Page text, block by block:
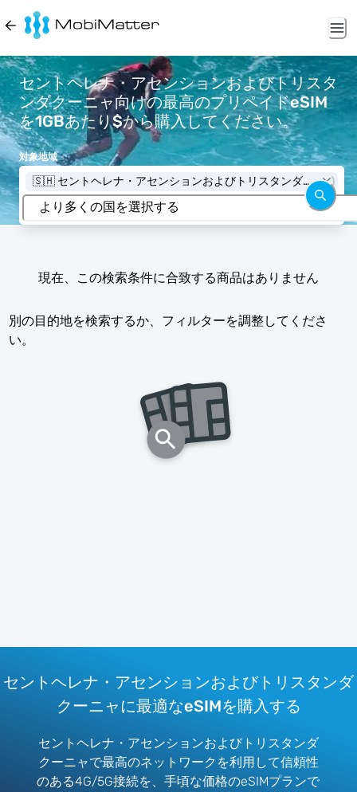
セントヘレナ・アセンションおよびトリスタ
ンダクーニャ向けの最高のプリペイドeSIM
を1GBあたり$から購入してください。
対象地域
🇸🇭 セントヘレナ・アセンションおよびトリスタンダク
ーニャ
現在、この検索条件に合致する商品はありません
別の目的地を検索するか、フィルターを調整してくださ
い。
セントヘレナ・アセンションおよびトリスタンダ
クーニャに最適なeSIMを購入する
セントヘレナ・アセンションおよびトリスタンダ
クーニャで最高のネットワークを利用して信頼性
のある4G/5G接続を、手頃な価格のeSIMプランで